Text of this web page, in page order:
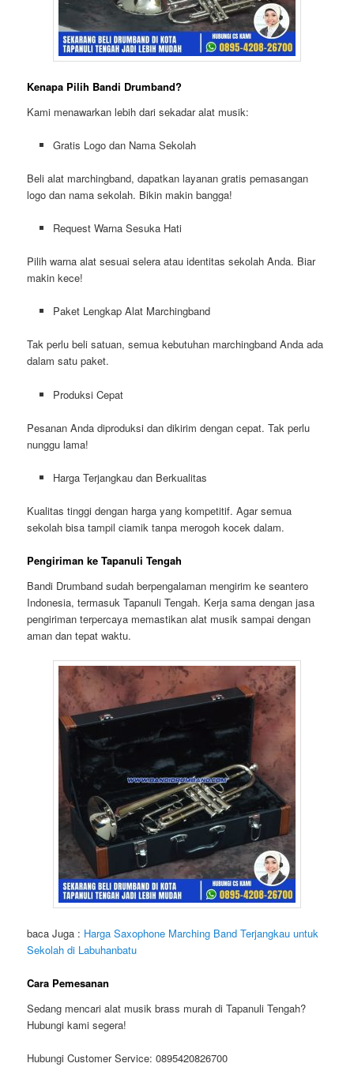
Kenapa Pilih Bandi Drumband?
Kami menawarkan lebih dari sekadar alat musik:
Gratis Logo dan Nama Sekolah
Beli alat marchingband, dapatkan layanan gratis pemasangan
logo dan nama sekolah. Bikin makin bangga!
Request Warna Sesuka Hati
Pilih warna alat sesuai selera atau identitas sekolah Anda. Biar
makin kece!
Paket Lengkap Alat Marchingband
Tak perlu beli satuan, semua kebutuhan marchingband Anda ada
dalam satu paket.
Produksi Cepat
Pesanan Anda diproduksi dan dikirim dengan cepat. Tak perlu
nunggu lama!
Harga Terjangkau dan Berkualitas
Kualitas tinggi dengan harga yang kompetitif. Agar semua
sekolah bisa tampil ciamik tanpa merogoh kocek dalam.
Pengiriman ke Tapanuli Tengah
Bandi Drumband sudah berpengalaman mengirim ke seantero
Indonesia, termasuk Tapanuli Tengah. Kerja sama dengan jasa
pengiriman terpercaya memastikan alat musik sampai dengan
aman dan tepat waktu.
baca Juga : Harga Saxophone Marching Band Terjangkau untuk
Sekolah di Labuhanbatu
Cara Pemesanan
Sedang mencari alat musik brass murah di Tapanuli Tengah?
Hubungi kami segera!
Hubungi Customer Service: 0895420826700